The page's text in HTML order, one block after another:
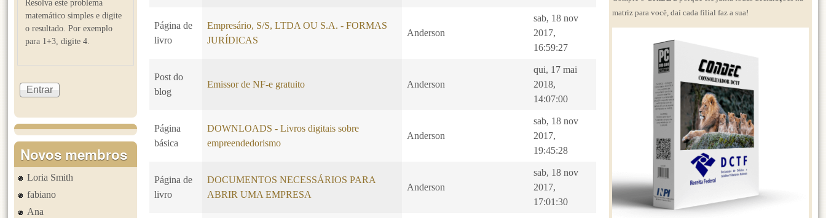
Página de
livro
Empresário, S/S, LTDA OU S.A. - FORMAS
JURÍDICAS
Anderson
sab, 18 nov
2017,
16:59:27
Post do
blog
Emissor de NF-e gratuito Anderson
qui, 17 mai
2018,
14:07:00
Página
básica
DOWNLOADS - Livros digitais sobre
empreendedorismo
Anderson
sab, 18 nov
2017,
19:45:28
Página de
livro
DOCUMENTOS NECESSÁRIOS PARA
ABRIR UMA EMPRESA
Anderson
sab, 18 nov
2017,
17:01:30
Resolva este problema
matemático simples e digite
o resultado. Por exemplo
para 1+3, digite 4.
Novos membros
Loria Smith
fabiano
Ana
matriz para você, daí cada filial faz a sua!